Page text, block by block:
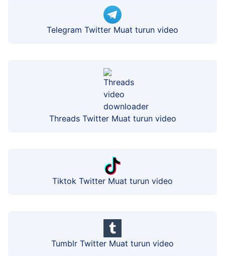
Telegram Twitter Muat turun video
Threads Twitter Muat turun video
Tiktok Twitter Muat turun video
Tumblr Twitter Muat turun video